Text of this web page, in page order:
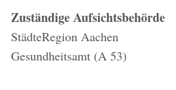
Zuständige Aufsichtsbehörde
StädteRegion Aachen
Gesundheitsamt (A 53)